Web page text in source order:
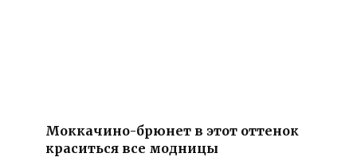
Моккачино-брюнет в этот оттенок
краситься все модницы